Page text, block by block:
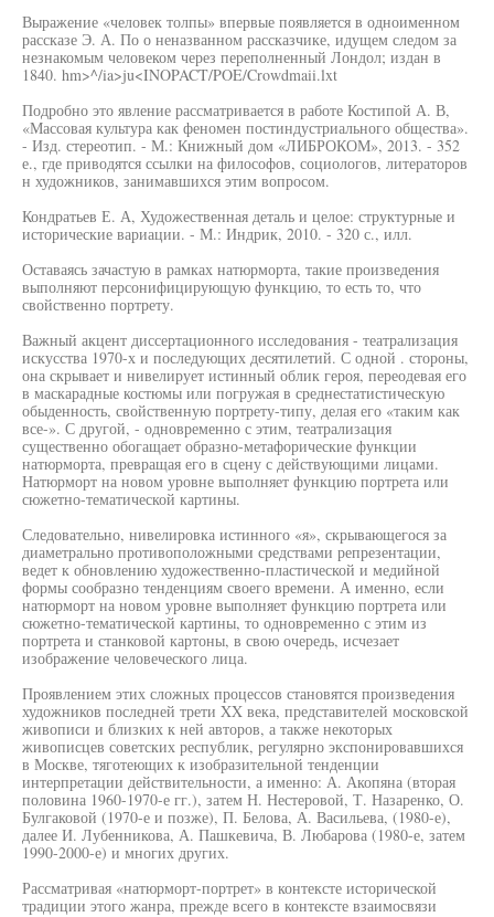
Выражение «человек толпы» впервые появляется в одноименном
рассказе Э. А. По о неназванном рассказчике, идущем следом за
незнакомым человеком через переполненный Лондол; издан в
1840. hm>^/ia>ju<INOPACT/POE/Crowdmaii.lxt
Подробно это явление рассматривается в работе Костипой А. В,
«Массовая культура как феномен постиндустриального общества».
- Изд. стереотип. - М.: Книжный дом «ЛИБРОКОМ», 2013. - 352
е., где приводятся ссылки на философов, социологов, литераторов
н художников, занимавшихся этим вопросом.
Кондратьев Е. А, Художественная деталь и целое: структурные и
исторические вариации. - М.: Индрик, 2010. - 320 с., илл.
Оставаясь зачастую в рамках натюрморта, такие произведения
выполняют персонифицирующую функцию, то есть то, что
свойственно портрету.
Важный акцент диссертационного исследования - театрализация
искусства 1970-х и последующих десятилетий. С одной . стороны,
она скрывает и нивелирует истинный облик героя, переодевая его
в маскарадные костюмы или погружая в среднестатистическую
обыденность, свойственную портрету-типу, делая его «таким как
все-». С другой, - одновременно с этим, театрализация
существенно обогащает образно-метафорические функции
натюрморта, превращая его в сцену с действующими лицами.
Натюрморт на новом уровне выполняет функцию портрета или
сюжетно-тематической картины.
Следовательно, нивелировка истинного «я», скрывающегося за
диаметрально противоположными средствами репрезентации,
ведет к обновлению художественно-пластической и медийной
формы сообразно тенденциям своего времени. А именно, если
натюрморт на новом уровне выполняет функцию портрета или
сюжетно-тематической картины, то одновременно с этим из
портрета и станковой картоны, в свою очередь, исчезает
изображение человеческого лица.
Проявлением этих сложных процессов становятся произведения
художников последней трети XX века, представителей московской
живописи и близких к ней авторов, а также некоторых
живописцев советских республик, регулярно экспонировавшихся
в Москве, тяготеющих к изобразительной тенденции
интерпретации действительности, а именно: А. Акопяна (вторая
половина 1960-1970-е гг.), затем Н. Нестеровой, Т. Назаренко, О.
Булгаковой (1970-е и позже), П. Белова, А. Васильева, (1980-е),
далее И. Лубенникова, А. Пашкевича, В. Любарова (1980-е, затем
1990-2000-е) и многих других.
Рассматривая «натюрморт-портрет» в контексте исторической
традиции этого жанра, прежде всего в контексте взаимосвязи